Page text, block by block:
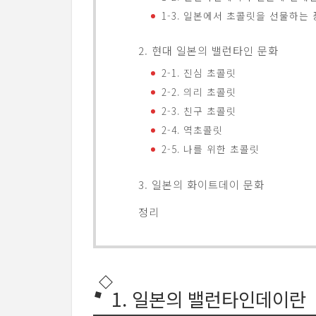
1-3. 일본에서 초콜릿을 선물하는
2. 현대 일본의 밸런타인 문화
2-1. 진심 초콜릿
2-2. 의리 초콜릿
2-3. 친구 초콜릿
2-4. 역초콜릿
2-5. 나를 위한 초콜릿
3. 일본의 화이트데이 문화
정리
1. 일본의 밸런타인데이란